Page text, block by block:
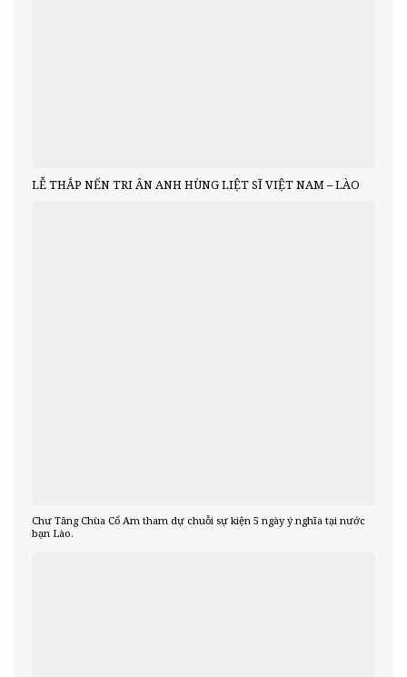
LỄ THẮP NẾN TRI ÂN ANH HÙNG LIỆT SĨ VIỆT NAM – LÀO
Chư Tăng Chùa Cổ Am tham dự chuỗi sự kiện 5 ngày ý nghĩa tại nước
bạn Lào.